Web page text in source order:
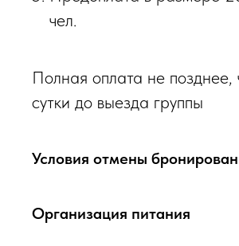
чел.
Полная оплата не позднее,
сутки до выезда группы
Условия отмены
Организация питания